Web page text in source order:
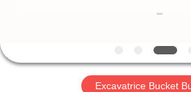
DE
QUALITÉ
Excavatrice Bucket